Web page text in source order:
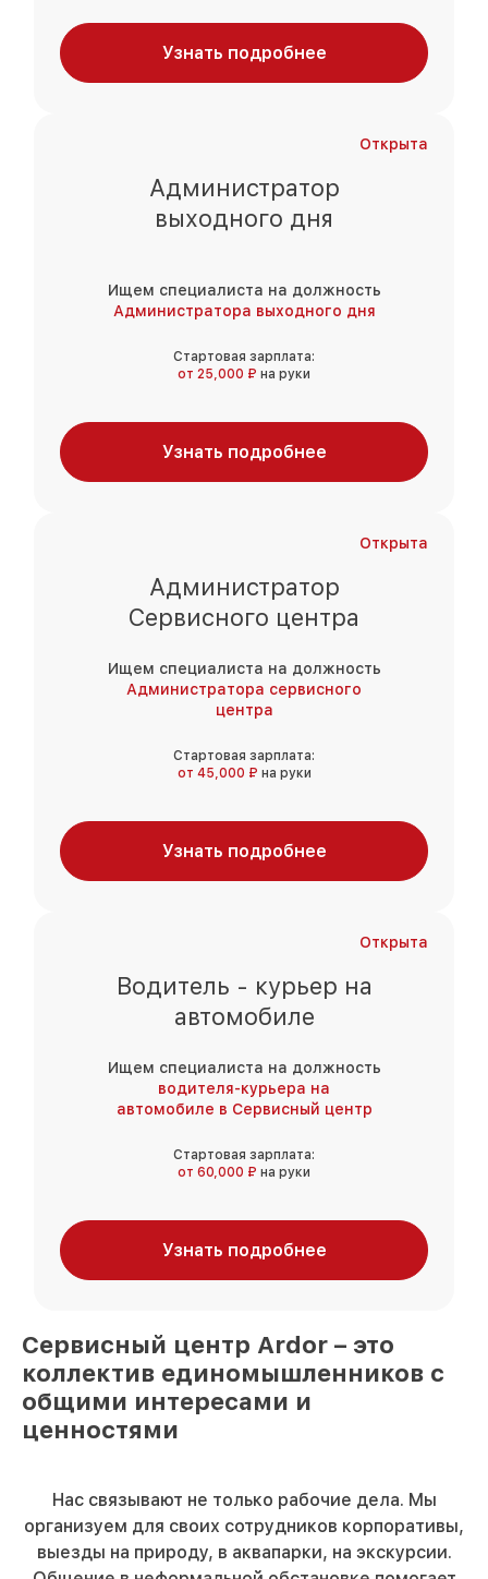
Узнать подробнее
Открыта
Администратор
выходного дня
Ищем специалиста на должность
Администратора выходного дня
Стартовая зарплата:
от 25,000 ₽ на руки
Узнать подробнее
Открыта
Администратор
Сервисного центра
Ищем специалиста на должность
Администратора сервисного
центра
Стартовая зарплата:
от 45,000 ₽ на руки
Узнать подробнее
Открыта
Водитель - курьер на
автомобиле
Ищем специалиста на должность
водителя-курьера на
автомобиле в Сервисный центр
Стартовая зарплата:
от 60,000 ₽ на руки
Узнать подробнее
Сервисный центр Ardor – это
коллектив единомышленников с
общими интересами и
ценностями
Нас связывают не только рабочие дела. Мы
организуем для своих сотрудников корпоративы,
выезды на природу, в аквапарки, на экскурсии.